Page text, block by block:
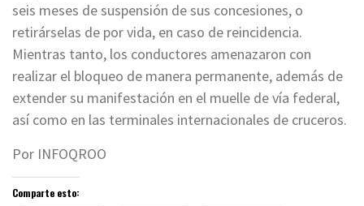
seis meses de suspensión de sus concesiones, o
retirárselas de por vida, en caso de reincidencia.
Mientras tanto, los conductores amenazaron con
realizar el bloqueo de manera permanente, además de
extender su manifestación en el muelle de vía federal,
así como en las terminales internacionales de cruceros.
Por INFOQROO
Comparte esto: